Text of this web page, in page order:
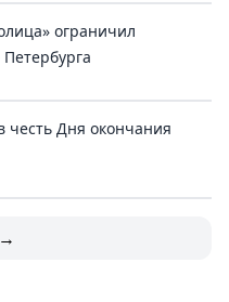
ограничил
честь Дня окончания